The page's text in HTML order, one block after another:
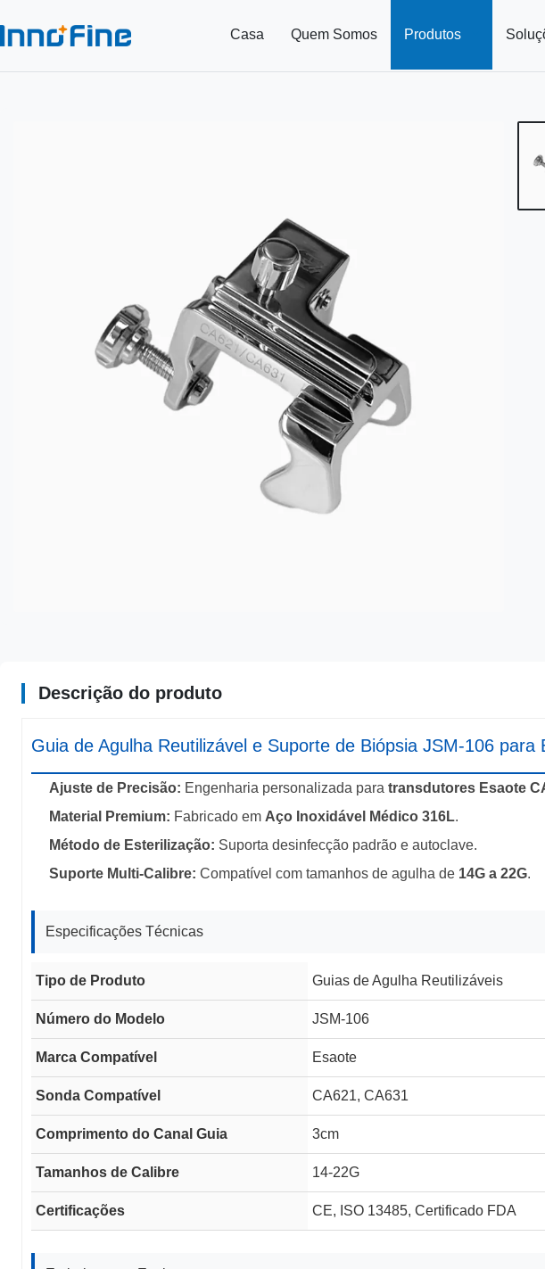
Casa Quem Somos Produtos
Descrição do produto
Guia de Agulha Reutilizável e Suporte de Biópsia JSM-106 para
Ajuste de Precisão: Engenharia personalizada para transdutores Esaote
Material Premium: Fabricado em Aço Inoxidável Médico 316L.
Método de Esterilização: Suporta desinfecção padrão e autoclave.
Suporte Multi-Calibre: Compatível com tamanhos de agulha de 14G a 22G.
Especificações Técnicas
Tipo de Produto Guias de Agulha Reutilizáveis
Número do Modelo JSM-106
Marca Compatível Esaote
Sonda Compatível CA621, CA631
Comprimento do Canal Guia 3cm
Tamanhos de Calibre 14-22G
Certificações CE, ISO 13485, Certificado FDA